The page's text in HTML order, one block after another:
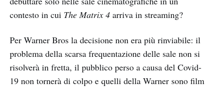
contesto in cui The Matrix 4 arriva in streaming?
Per Warner Bros la decisione non era più rinviabile: il
problema della scarsa frequentazione delle sale non si
risolverà in fretta, il pubblico perso a causa del Covid-
19 non tornerà di colpo e quelli della Warner sono film